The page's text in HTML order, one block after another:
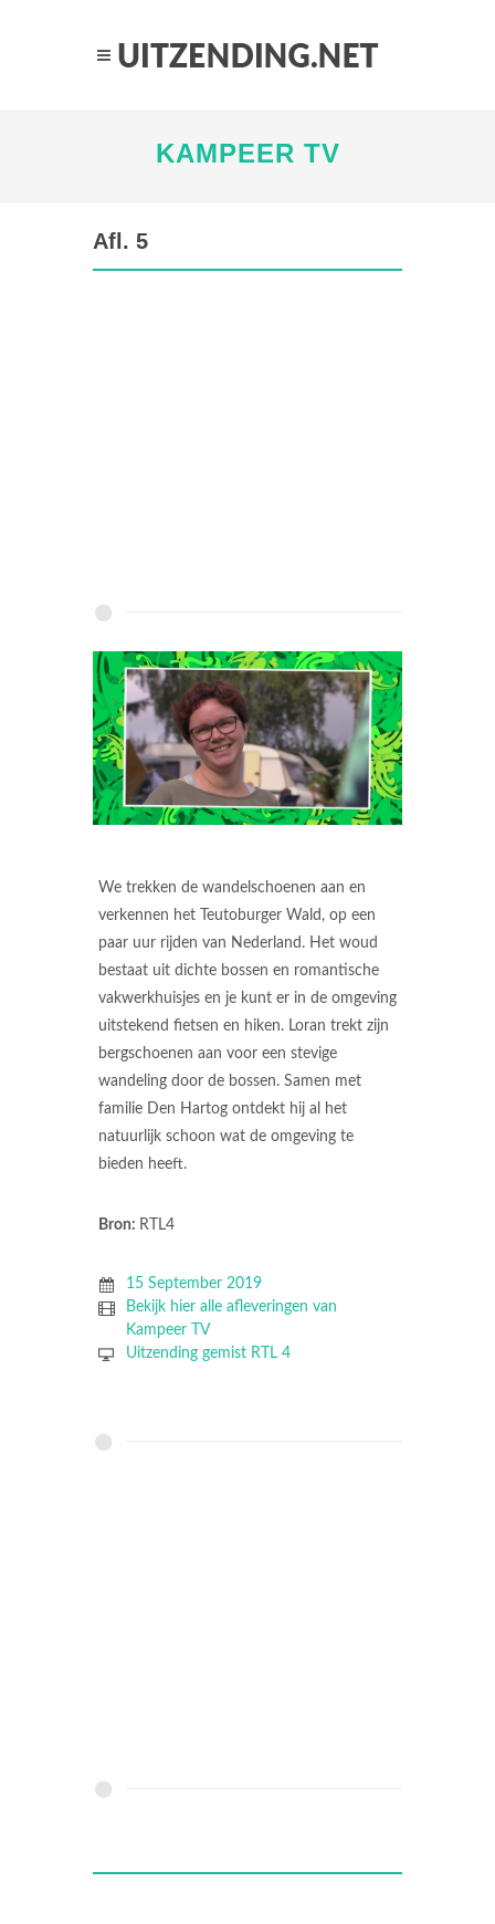
KAMPEER TV
Afl. 5
We trekken de wandelschoenen aan en
verkennen het Teutoburger Wald, op een
paar uur rijden van Nederland. Het woud
bestaat uit dichte bossen en romantische
vakwerkhuisjes en je kunt er in de omgeving
uitstekend fietsen en hiken. Loran trekt zijn
bergschoenen aan voor een stevige
wandeling door de bossen. Samen met
familie Den Hartog ontdekt hij al het
natuurlijk schoon wat de omgeving te
bieden heeft.
Bron: RTL4
15 September 2019
Bekijk hier alle afleveringen van
Kampeer TV
Uitzending gemist RTL 4